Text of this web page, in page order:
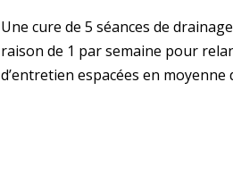
Une cure de 5 séances de
raison de 1 par semaine pour
d’entretien espacées en moyenne